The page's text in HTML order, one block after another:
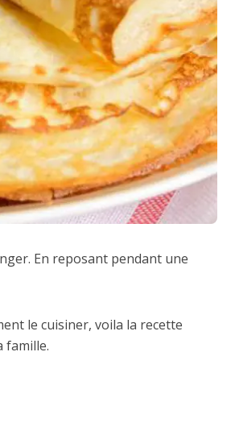
En reposant pendant une
le cuisiner, voila la recette
famille.